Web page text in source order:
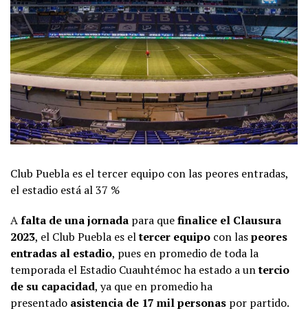
Club Puebla es el tercer equipo con las peores entradas,
el estadio está al 37 %
Afalta de una jornada para quefinalice el Clausura
2023, el Club Puebla es eltercer equipo con laspeores
entradas al estadio, pues en promedio de toda la
temporada el Estadio Cuauhtémoc ha estado a untercio
de su capacidad, ya que en promedio ha
presentado asistencia de 17 mil personas por partido.